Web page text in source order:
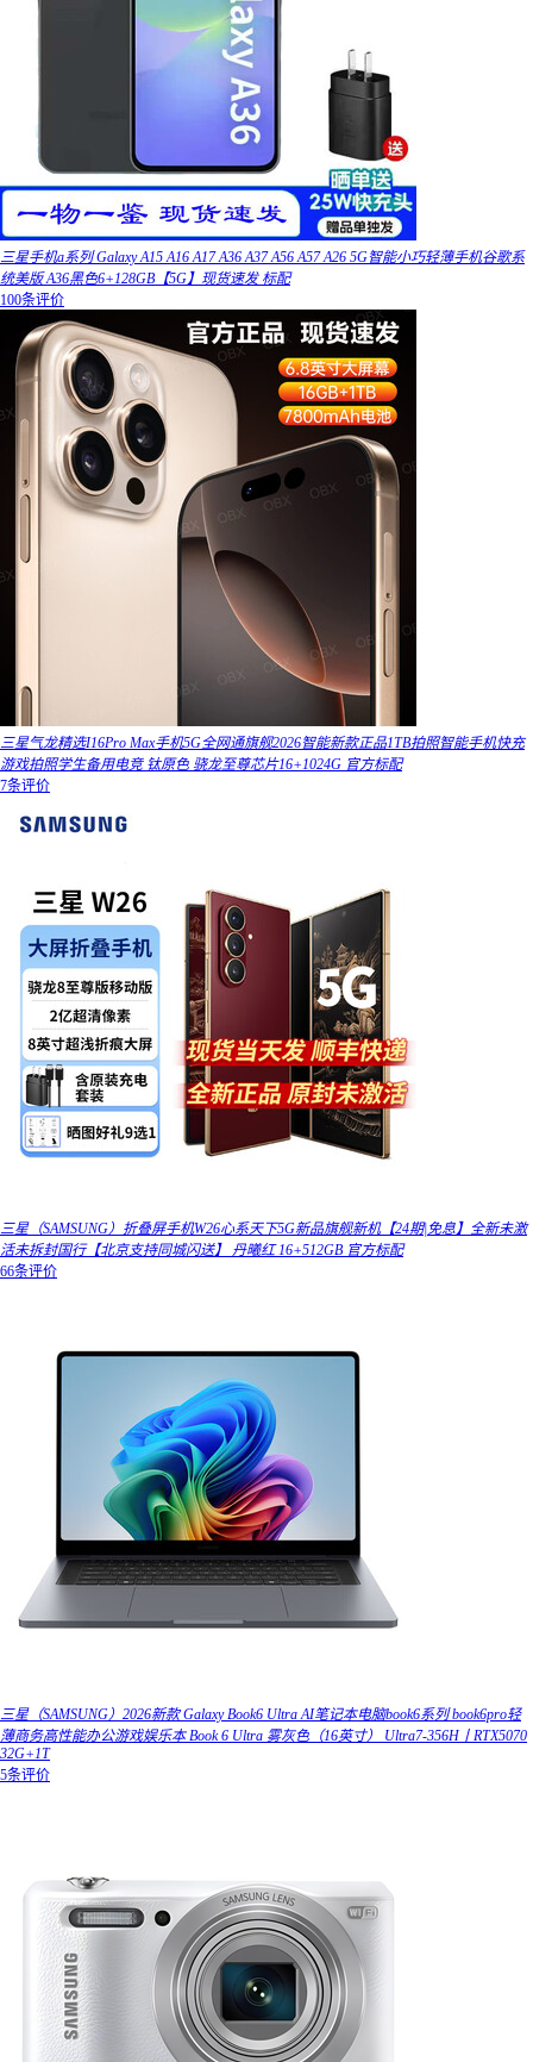
三星手机a系列 Galaxy A15 A16 A17 A36 A37 A56 A57 A26 5G智能小巧轻薄手机谷歌系
统美版 A36黑色6+128GB【5G】现货速发 标配
100条评价
三星气龙精选I16Pro Max手机5G全网通旗舰2026智能新款正品1TB拍照智能手机快充
游戏拍照学生备用电竞 钛原色 骁龙至尊芯片16+1024G 官方标配
7条评价
三星（SAMSUNG）折叠屏手机W26心系天下5G新品旗舰新机【24期|免息】全新未激
活未拆封国行【北京支持同城闪送】 丹曦红 16+512GB 官方标配
66条评价
三星（SAMSUNG）2026新款 Galaxy Book6 Ultra AI笔记本电脑book6系列 book6pro轻
薄商务高性能办公游戏娱乐本 Book 6 Ultra 雾灰色（16英寸） Ultra7-356H丨RTX5070
32G+1T
5条评价